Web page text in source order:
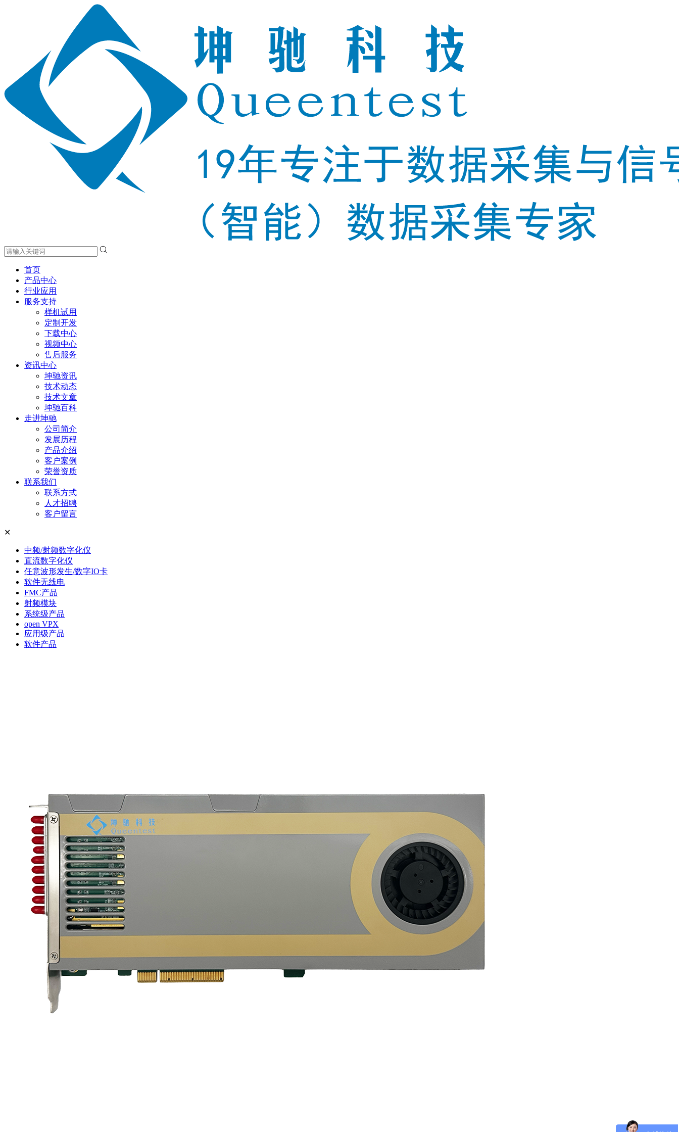
首页
产品中心
行业应用
服务支持
样机试用
定制开发
下载中心
视频中心
售后服务
资讯中心
坤驰资讯
技术动态
技术文章
坤驰百科
走进坤驰
公司简介
发展历程
产品介绍
客户案例
荣誉资质
联系我们
联系方式
人才招聘
客户留言
✕
中频/射频数字化仪
直流数字化仪
任意波形发生/数字IO卡
软件无线电
FMC产品
射频模块
系统级产品
open VPX
应用级产品
软件产品